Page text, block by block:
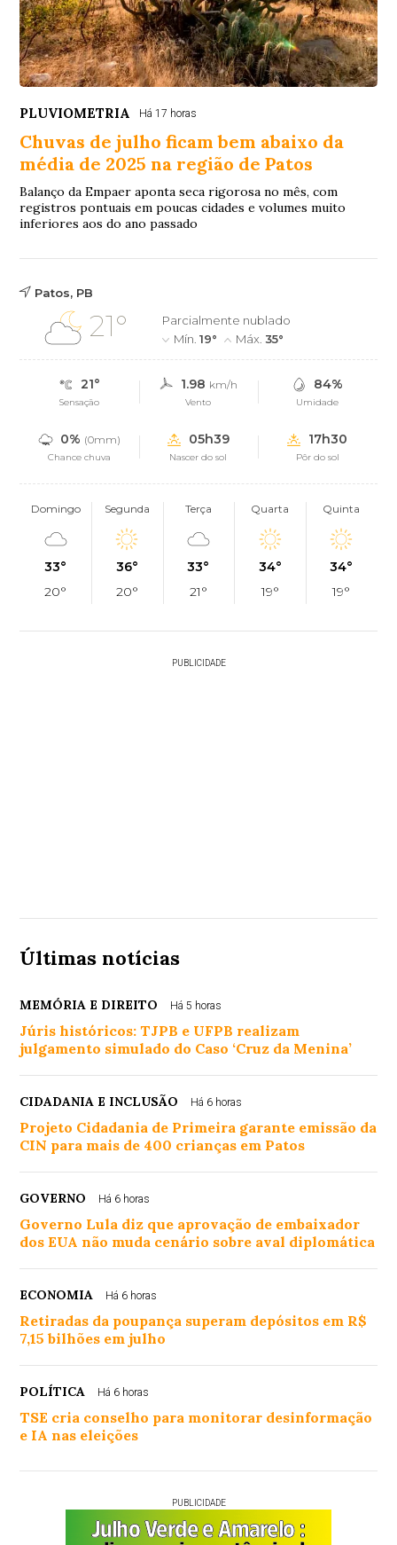
PLUVIOMETRIA Há 17 horas
Chuvas de julho ficam bem abaixo da
média de 2025 na região de Patos
Balanço da Empaer aponta seca rigorosa no mês, com
registros pontuais em poucas cidades e volumes muito
inferiores aos do ano passado
Patos, PB
21°
Parcialmente nublado
Mín.19° Máx.35°
21°
Sensação
1.98 km/h
Vento
84%
Umidade
0% (0mm)
Chance chuva
05h39
Nascer do sol
17h30
Pôr do sol
Domingo
33°
20°
Segunda
36°
20°
Terça
33°
21°
Quarta
34°
19°
Quinta
34°
19°
PUBLICIDADE
Últimas notícias
MEMÓRIA E DIREITO Há 5 horas
Júris históricos: TJPB e UFPB realizam
julgamento simulado do Caso ‘Cruz da Menina’
CIDADANIA E INCLUSÃO Há 6 horas
Projeto Cidadania de Primeira garante emissão da
CIN para mais de 400 crianças em Patos
GOVERNO Há 6 horas
Governo Lula diz que aprovação de embaixador
dos EUA não muda cenário sobre aval diplomática
ECONOMIA Há 6 horas
Retiradas da poupança superam depósitos em R$
7,15 bilhões em julho
POLÍTICA Há 6 horas
TSE cria conselho para monitorar desinformação
e IA nas eleições
PUBLICIDADE